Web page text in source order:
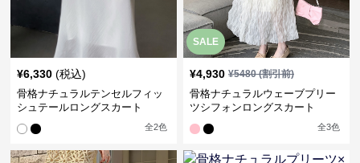
¥6,330 (税込)
骨格ナチュラルテンセルフィッ
シュテールロングスカート
全2色
SALE
¥4,930 ¥5480(割引前)
骨格ナチュラルウェーブプリー
ツシフォンロングスカート
全3色